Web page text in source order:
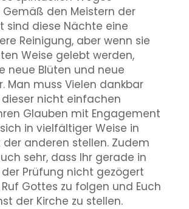
den Meistern der
sind diese Nächte eine
Reinigung, aber wenn sie
Weise gelebt werden,
neue Blüten und neue
Man muss Vielen dankbar
dieser nicht einfachen
Glauben mit Engagement
in vielfältiger Weise in
der anderen stellen. Zudem
sehr, dass Ihr gerade in
Prüfung nicht gezögert
Gottes zu folgen und Euch
der Kirche zu stellen.